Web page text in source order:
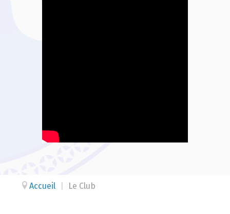
Accueil Le Club